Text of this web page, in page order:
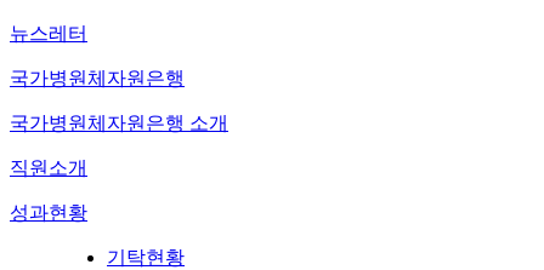
뉴스레터
국가병원체자원은행
국가병원체자원은행 소개
직원소개
성과현황
기탁현황